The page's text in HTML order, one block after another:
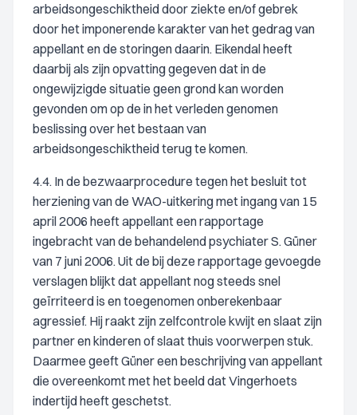
arbeidsongeschiktheid door ziekte en/of gebrek
door het imponerende karakter van het gedrag van
appellant en de storingen daarin. Eikendal heeft
daarbij als zijn opvatting gegeven dat in de
ongewijzigde situatie geen grond kan worden
gevonden om op de in het verleden genomen
beslissing over het bestaan van
arbeidsongeschiktheid terug te komen.
4.4. In de bezwaarprocedure tegen het besluit tot
herziening van de WAO-uitkering met ingang van 15
april 2006 heeft appellant een rapportage
ingebracht van de behandelend psychiater S. Güner
van 7 juni 2006. Uit de bij deze rapportage gevoegde
verslagen blijkt dat appellant nog steeds snel
geïrriteerd is en toegenomen onberekenbaar
agressief. Hij raakt zijn zelfcontrole kwijt en slaat zijn
partner en kinderen of slaat thuis voorwerpen stuk.
Daarmee geeft Güner een beschrijving van appellant
die overeenkomt met het beeld dat Vingerhoets
indertijd heeft geschetst.